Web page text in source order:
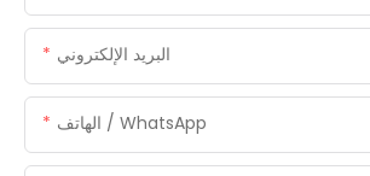
البريد الإلكتروني
الهاتف / WhatsApp